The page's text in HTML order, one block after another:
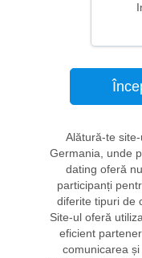
Alătură-te
Germania, unde
dating oferă
participanți
diferite tipuri de
Site-ul oferă
eficient
comunicarea